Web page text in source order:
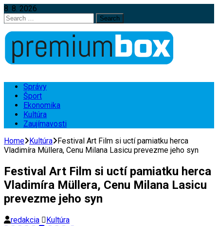
8. 8. 2026
Search
for:
Správy
Šport
Ekonomika
Kultúra
Zaujímavosti
Home Kultúra Festival Art Film si uctí pamiatku herca
Vladimíra Müllera, Cenu Milana Lasicu prevezme jeho syn
Festival Art Film si uctí pamiatku herca
Vladimíra Müllera, Cenu Milana Lasicu
prevezme jeho syn
redakcia Kultúra